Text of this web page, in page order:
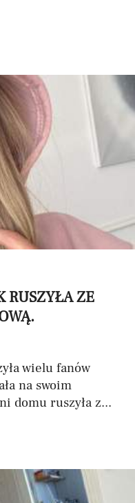
RUSZYŁA ZE
wielu fanów
na swoim
domu ruszyła z...